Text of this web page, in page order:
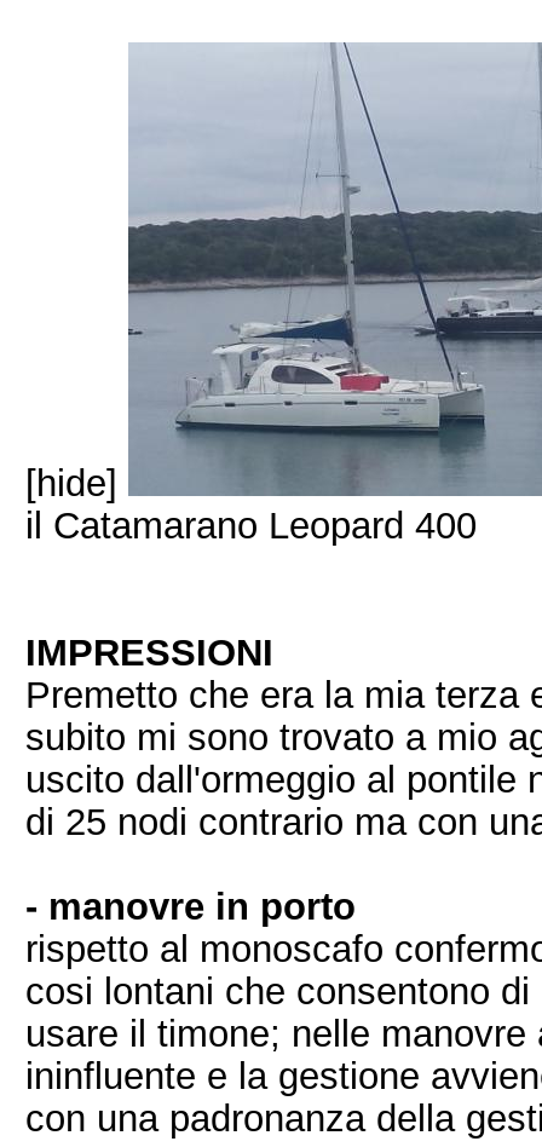
[hide]
il Catamarano Leopard 400
IMPRESSIONI
Premetto che era la mia terza
subito mi sono trovato a mio
uscito dall'ormeggio al pontile
di 25 nodi contrario ma con
- manovre in porto
rispetto al monoscafo
cosi lontani che consentono
usare il timone; nelle
ininfluente e la gestione
con una padronanza della